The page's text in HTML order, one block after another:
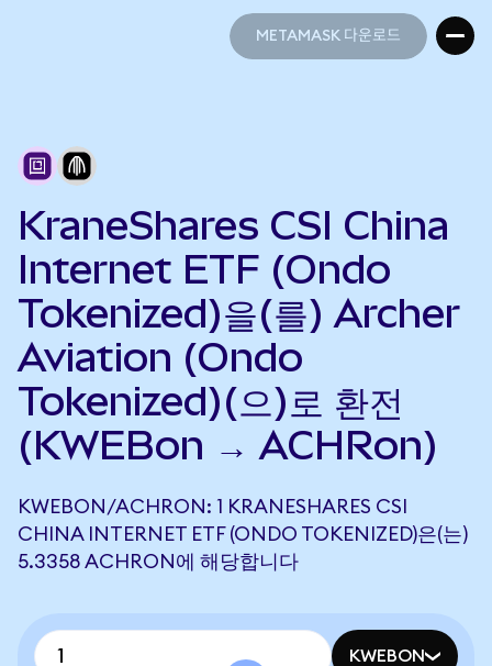
METAMASK 다운로드
KraneShares CSI China
Internet ETF (Ondo
Tokenized)을(를) Archer
Aviation (Ondo
Tokenized)(으)로 환전
(KWEBon → ACHRon)
KWEBON/ACHRON: 1 KRANESHARES CSI
CHINA INTERNET ETF (ONDO TOKENIZED)은(는)
5.3358 ACHRON에 해당합니다
KWEBON